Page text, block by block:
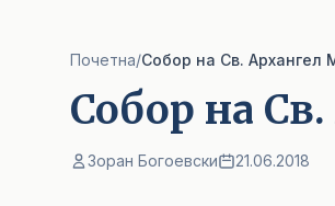
Почетна/Собор на Св. Архангел
Собор на
Зоран Богоевски 21.06.2018